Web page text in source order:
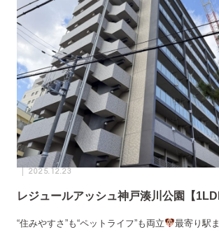
2025.12.23
レジュールアッシュ神戸湊川公園【
“住みやすさ”も“ペットライフ”も両立
最寄り駅